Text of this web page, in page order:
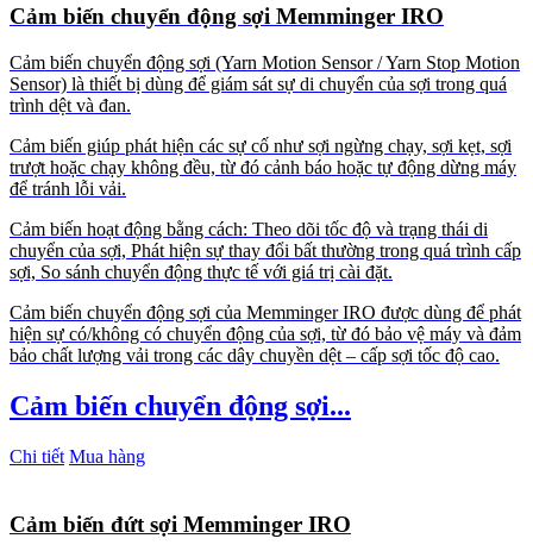
Cảm biến chuyển động sợi Memminger IRO
Cảm biến chuyển động sợi (Yarn Motion Sensor / Yarn Stop Motion
Sensor) là thiết bị dùng để giám sát sự di chuyển của sợi trong quá
trình dệt và đan.
Cảm biến giúp phát hiện các sự cố như sợi ngừng chạy, sợi kẹt, sợi
trượt hoặc chạy không đều, từ đó cảnh báo hoặc tự động dừng máy
để tránh lỗi vải.
Cảm biến hoạt động bằng cách: Theo dõi tốc độ và trạng thái di
chuyển của sợi, Phát hiện sự thay đổi bất thường trong quá trình cấp
sợi, So sánh chuyển động thực tế với giá trị cài đặt.
Cảm biến chuyển động sợi của Memminger IRO được dùng để phát
hiện sự có/không có chuyển động của sợi, từ đó bảo vệ máy và đảm
bảo chất lượng vải trong các dây chuyền dệt – cấp sợi tốc độ cao.
Cảm biến chuyển động sợi...
Chi tiết Mua hàng
Cảm biến đứt sợi Memminger IRO